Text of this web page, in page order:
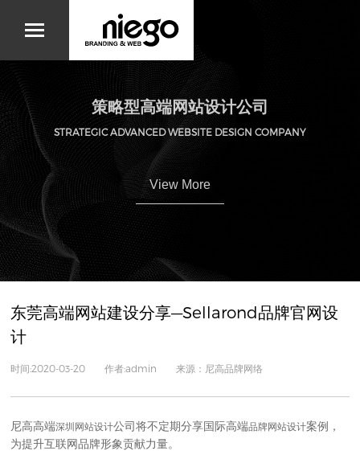
策略型高端网站设计公司
STRATEGIC ADVANCED WEBSITE DESIGN COMPANY
View More
东莞高端网站建设分享—Sellarond品牌官网设
计
时间:2020-03-20 作者:admin 来源：尼高品牌网络
尼高高端深圳网站设计公司将不定期分享国际高端品牌网站设计案例，
为提升互联网品牌形象贡献力量。